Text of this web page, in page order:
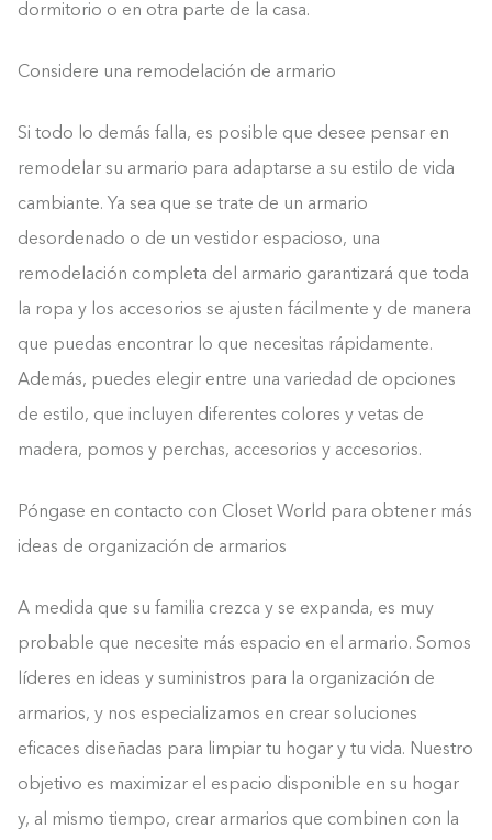
dormitorio o en otra parte de la casa.
Considere una remodelación de armario
Si todo lo demás falla, es posible que desee pensar en
remodelar su armario para adaptarse a su estilo de vida
cambiante. Ya sea que se trate de un armario
desordenado o de un vestidor espacioso, una
remodelación completa del armario garantizará que toda
la ropa y los accesorios se ajusten fácilmente y de manera
que puedas encontrar lo que necesitas rápidamente.
Además, puedes elegir entre una variedad de opciones
de estilo, que incluyen diferentes colores y vetas de
madera, pomos y perchas, accesorios y accesorios.
Póngase en contacto con Closet World para obtener más
ideas de organización de armarios
A medida que su familia crezca y se expanda, es muy
probable que necesite más espacio en el armario. Somos
líderes en ideas y suministros para la organización de
armarios, y nos especializamos en crear soluciones
eficaces diseñadas para limpiar tu hogar y tu vida. Nuestro
objetivo es maximizar el espacio disponible en su hogar
y, al mismo tiempo, crear armarios que combinen con la